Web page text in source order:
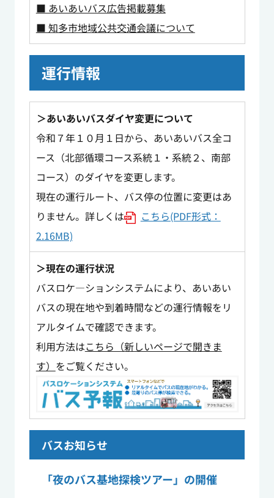
■ あいあいバス広告掲載募集
■ 知多市地域公共交通会議について
運行情報
＞あいあいバスダイヤ変更について
令和７年１０月１日から、あいあいバス全コ
ース（北部循環コース系統１・系統２、南部
コース）のダイヤを変更します。
現在の運行ルート、バス停の位置に変更はあ
りません。詳しくは
こちら(PDF形式：
2.16MB)
＞現在の運行状況
バスロケ―ションシステムにより、あいあい
バスの現在地や到着時間などの運行情報をリ
アルタイムで確認できます。
利用方法はこちら（新しいページで開きま
す） をご覧ください。
バスお知らせ
「夜のバス基地探検ツアー」の開催